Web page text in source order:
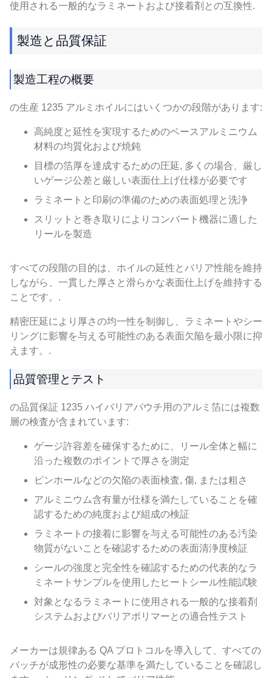
使用される一般的なラミネートおよび接着剤との互換性.
製造と品質保証
製造工程の概要
の生産 1235 アルミホイルにはいくつかの段階があります:
高純度と延性を実現するためのベースアルミニウム
材料の均質化および焼鈍
目標の箔厚を達成するための圧延, 多くの場合、厳し
いゲージ公差と厳しい表面仕上げ仕様が必要です
ラミネートと印刷の準備のための表面処理と洗浄
スリットと巻き取りによりコンバート機器に適した
リールを製造
すべての段階の目的は、ホイルの延性とバリア性能を維持
しながら、一貫した厚さと滑らかな表面仕上げを維持する
ことです。.
精密圧延により厚さの均一性を制御し、ラミネートやシー
リングに影響を与える可能性のある表面欠陥を最小限に抑
えます。.
品質管理とテスト
の品質保証 1235 ハイバリアパウチ用のアルミ箔には複数
層の検査が含まれています:
ゲージ許容差を確保するために、リール全体と幅に
沿った複数のポイントで厚さを測定
ピンホールなどの欠陥の表面検査, 傷, または粗さ
アルミニウム含有量が仕様を満たしていることを確
認するための純度および組成の検証
ラミネートの接着に影響を与える可能性のある汚染
物質がないことを確認するための表面清浄度検証
シールの強度と完全性を確認するための代表的なラ
ミネートサンプルを使用したヒートシール性能試験
対象となるラミネートに使用される一般的な接着剤
システムおよびバリアポリマーとの適合性テスト
メーカーは規律ある QA プロトコルを導入して、すべての
バッチが成形性の必要な基準を満たしていることを確認し